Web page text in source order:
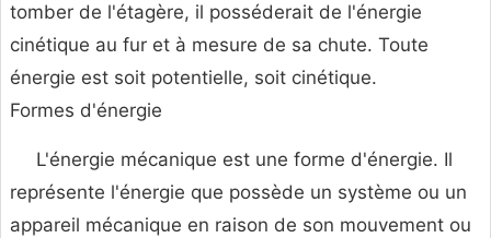
tomber de l'étagère, il posséderait de l'énergie
cinétique au fur et à mesure de sa chute. Toute
énergie est soit potentielle, soit cinétique.
Formes d'énergie
L'énergie mécanique est une forme d'énergie. Il
représente l'énergie que possède un système ou un
appareil mécanique en raison de son mouvement ou